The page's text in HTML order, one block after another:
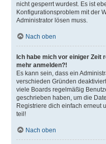
nicht gesperrt wurdest. Es ist
Konfigurationsproblem mit der
Administrator lösen muss.
Nach oben
Ich habe mich vor einiger
mehr anmelden?!
Es kann sein, dass ein
verschieden Gründen
viele Boards regelmäßig
geschrieben haben, um die
Registriere dich einfach erneut
teil!
Nach oben